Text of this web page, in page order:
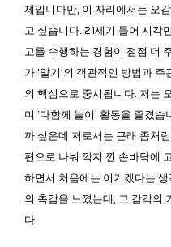
제입니다만, 이 자리에서는 오
고 싶습니다. 21세기 들어 시각
고를 수행하는 경험이 점점 더
가 ‘알기’의 객관적인 방법과
의 핵심으로 중시됩니다. 저는
며 ‘다함께 놀이’ 활동을 즐겼
까 싶은데 저로서는 근래 좀처
편으로 나눠 깍지 낀 손바닥에
하면서 처음에는 이기겠다는
의 촉감을 느꼈는데, 그 감각의
다.